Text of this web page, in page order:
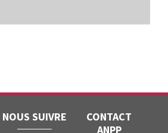
NOUS SUIVRE
CONTACT
ANPP